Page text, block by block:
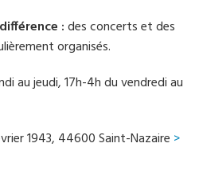
:des concerts et des
organisés.
au jeudi, 17h-4h du vendredi au
1943, 44600 Saint-Nazaire >